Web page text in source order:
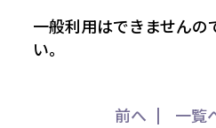
一般利用はできませんの
い。
前へ 一覧